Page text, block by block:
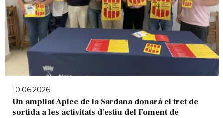
10.06.2026
Un ampliat Aplec de la Sardana donarà el tret de
sortida a les activitats d'estiu del Foment de